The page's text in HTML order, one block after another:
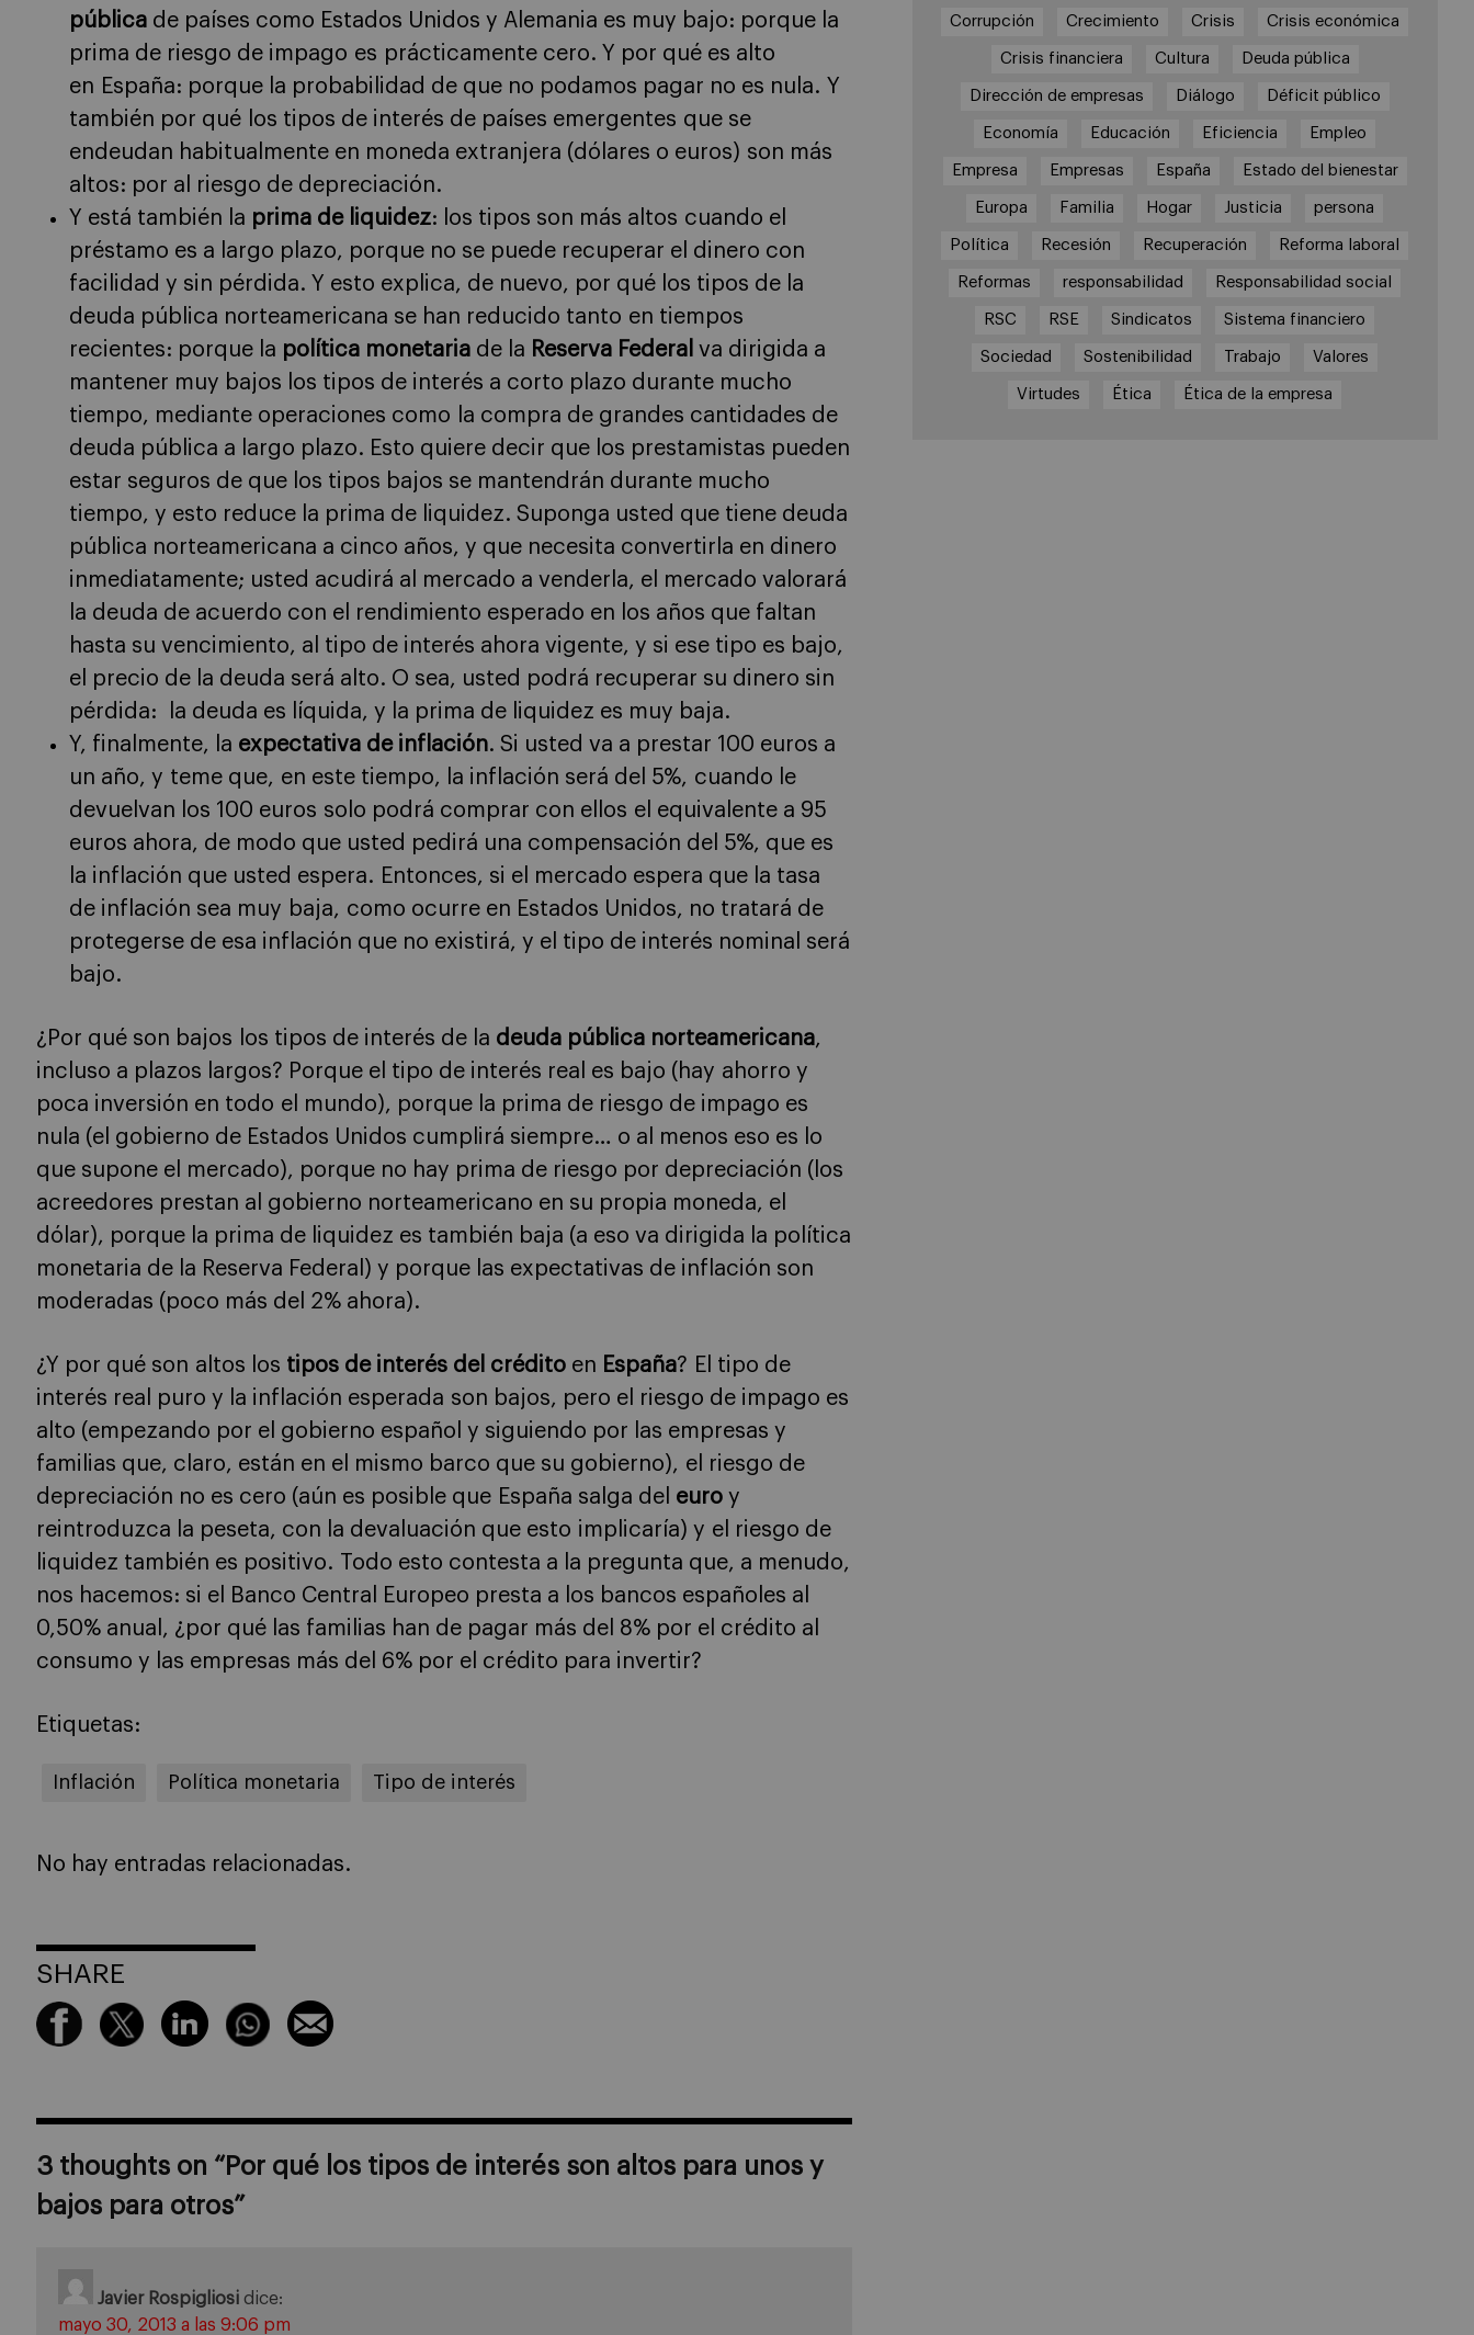
pública de países como Estados Unidos y Alemania es muy bajo: porque la
prima de riesgo de impago es prácticamente cero. Y por qué es alto
en España: porque la probabilidad de que no podamos pagar no es nula. Y
también por qué los tipos de interés de países emergentes que se
endeudan habitualmente en moneda extranjera (dólares o euros) son más
altos: por al riesgo de depreciación.
Y está también la prima de liquidez: los tipos son más altos cuando el
préstamo es a largo plazo, porque no se puede recuperar el dinero con
facilidad y sin pérdida. Y esto explica, de nuevo, por qué los tipos de la
deuda pública norteamericana se han reducido tanto en tiempos
recientes: porque la política monetaria de la Reserva Federal va dirigida a
mantener muy bajos los tipos de interés a corto plazo durante mucho
tiempo, mediante operaciones como la compra de grandes cantidades de
deuda pública a largo plazo. Esto quiere decir que los prestamistas pueden
estar seguros de que los tipos bajos se mantendrán durante mucho
tiempo, y esto reduce la prima de liquidez. Suponga usted que tiene deuda
pública norteamericana a cinco años, y que necesita convertirla en dinero
inmediatamente; usted acudirá al mercado a venderla, el mercado valorará
la deuda de acuerdo con el rendimiento esperado en los años que faltan
hasta su vencimiento, al tipo de interés ahora vigente, y si ese tipo es bajo,
el precio de la deuda será alto. O sea, usted podrá recuperar su dinero sin
pérdida: la deuda es líquida, y la prima de liquidez es muy baja.
Y, finalmente, la expectativa de inflación. Si usted va a prestar 100 euros a
un año, y teme que, en este tiempo, la inflación será del 5%, cuando le
devuelvan los 100 euros solo podrá comprar con ellos el equivalente a 95
euros ahora, de modo que usted pedirá una compensación del 5%, que es
la inflación que usted espera. Entonces, si el mercado espera que la tasa
de inflación sea muy baja, como ocurre en Estados Unidos, no tratará de
protegerse de esa inflación que no existirá, y el tipo de interés nominal será
bajo.
¿Por qué son bajos los tipos de interés de la deuda pública norteamericana,
incluso a plazos largos? Porque el tipo de interés real es bajo (hay ahorro y
poca inversión en todo el mundo), porque la prima de riesgo de impago es
nula (el gobierno de Estados Unidos cumplirá siempre… o al menos eso es lo
que supone el mercado), porque no hay prima de riesgo por depreciación (los
acreedores prestan al gobierno norteamericano en su propia moneda, el
dólar), porque la prima de liquidez es también baja (a eso va dirigida la política
monetaria de la Reserva Federal) y porque las expectativas de inflación son
moderadas (poco más del 2% ahora).
¿Y por qué son altos los tipos de interés del crédito en España? El tipo de
interés real puro y la inflación esperada son bajos, pero el riesgo de impago es
alto (empezando por el gobierno español y siguiendo por las empresas y
familias que, claro, están en el mismo barco que su gobierno), el riesgo de
depreciación no es cero (aún es posible que España salga del euro y
reintroduzca la peseta, con la devaluación que esto implicaría) y el riesgo de
liquidez también es positivo. Todo esto contesta a la pregunta que, a menudo,
nos hacemos: si el Banco Central Europeo presta a los bancos españoles al
0,50% anual, ¿por qué las familias han de pagar más del 8% por el crédito al
consumo y las empresas más del 6% por el crédito para invertir?
Etiquetas:
Inflación Política monetaria Tipo de interés
No hay entradas relacionadas.
SHARE
3 thoughts on “ Por qué los tipos de interés son altos para unos y
bajos para otros”
Javier Rospigliosi dice:
mayo 30, 2013 a las 9:06 pm
Corrupción Crecimiento Crisis Crisis económica
Crisis financiera Cultura Deuda pública
Dirección de empresas Diálogo Déficit público
Economía Educación Eficiencia Empleo
Empresa Empresas España Estado del bienestar
Europa Familia Hogar Justicia persona
Política Recesión Recuperación Reforma laboral
Reformas responsabilidad Responsabilidad social
RSC RSE Sindicatos Sistema financiero
Sociedad Sostenibilidad Trabajo Valores
Virtudes Ética Ética de la empresa